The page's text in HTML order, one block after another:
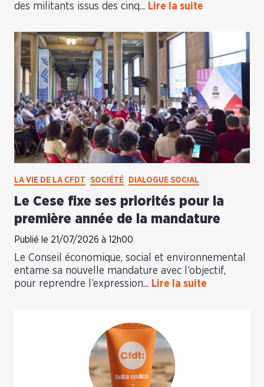
des militants issus des cinq... Lire la suite
LA VIE DE LA CFDT SOCIÉTÉ DIALOGUE SOCIAL
Le Cese fixe ses priorités pour la
première année de la mandature
Publié le 21/07/2026 à 12h00
Le Conseil économique, social et environnemental
entame sa nouvelle mandature avec l’objectif,
pour reprendre l’expression... Lire la suite